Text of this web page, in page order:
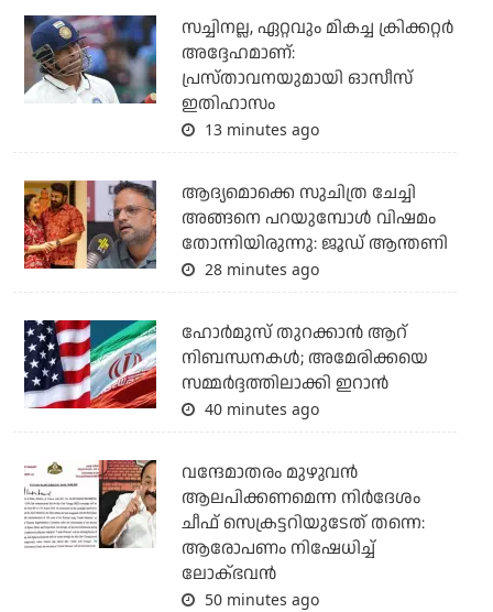
സച്ചിനല്ല, ഏറ്റവും മികച്ച ക്രിക്കറ്റര്‍
അദ്ദേഹമാണ്:
പ്രസ്താവനയുമായി ഓസീസ്
ഇതിഹാസം
13 minutes ago
ആദ്യമൊക്കെ സുചിത്ര ചേച്ചി
അങ്ങനെ പറയുമ്പോൾ വിഷമം
തോന്നിയിരുന്നു: ജൂഡ് ആന്തണി
28 minutes ago
ഹോര്‍മുസ് തുറക്കാന്‍ ആറ്
നിബന്ധനകള്‍; അമേരിക്കയെ
സമ്മര്‍ദ്ദത്തിലാക്കി ഇറാന്‍
40 minutes ago
വന്ദേമാതരം മുഴുവന്‍
ആലപിക്കണമെന്ന നിര്‍ദേശം
ചീഫ് സെക്രട്ടറിയുടേത് തന്നെ:
ആരോപണം നിഷേധിച്ച്
ലോക്ഭവന്‍
50 minutes ago